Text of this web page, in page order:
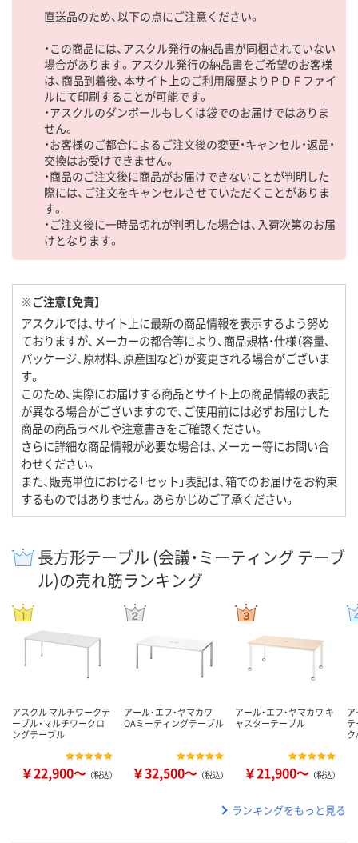
直送品のため、以下の点にご注意ください。
・この商品には、アスクル発行の納品書が同梱されていない
場合があります。アスクル発行の納品書をご希望のお客様
は、商品到着後、本サイト上のご利用履歴よりＰＤＦファイ
ルにて印刷することが可能です。
・アスクルのダンボールもしくは袋でのお届けではありま
せん。
・お客様のご都合によるご注文後の変更・キャンセル・返品・
交換はお受けできません。
・商品のご注文後に商品がお届けできないことが判明した
際には、ご注文をキャンセルさせていただくことがありま
す。
・ご注文後に一時品切れが判明した場合は、入荷次第のお届
けとなります。
※ご注意【免責】
アスクルでは、サイト上に最新の商品情報を表示するよう努め
ておりますが、メーカーの都合等により、商品規格・仕様（容量、
パッケージ、原材料、原産国など）が変更される場合がございま
す。
このため、実際にお届けする商品とサイト上の商品情報の表記
が異なる場合がございますので、ご使用前には必ずお届けした
商品の商品ラベルや注意書きをご確認ください。
さらに詳細な商品情報が必要な場合は、メーカー等にお問い合
わせください。
また、販売単位における「セット」表記は、箱でのお届けをお約束
するものではありません。あらかじめご了承ください。
長方形テーブル (会議・ミーティング テーブ
ル)の売れ筋ランキング
アスクル マルチワークテ
ーブル・マルチワークロ
ングテーブル
￥22,900～ （税込）
アール・エフ・ヤマカワ
OAミーティングテーブル
￥32,500～ （税込）
アール・エフ・ヤマカワ キ
ャスターテーブル
￥21,900～ （税込）
ランキングをもっと見る